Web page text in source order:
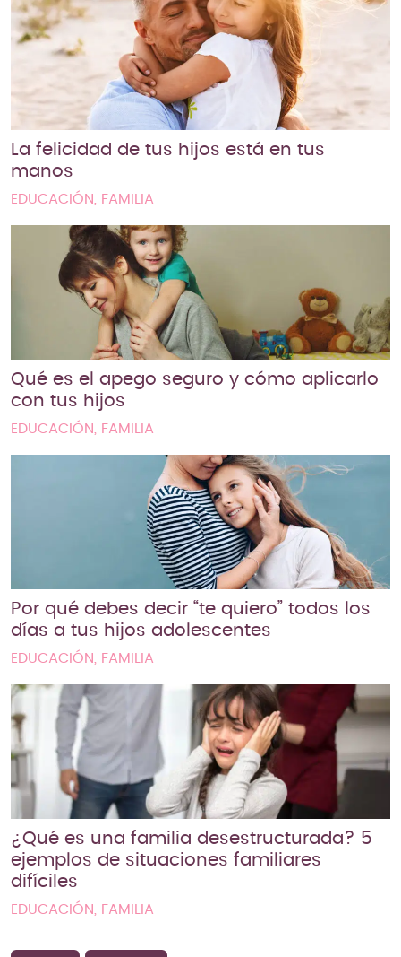
La felicidad de tus hijos está en tus
manos
EDUCACIÓN, FAMILIA
Qué es el apego seguro y cómo aplicarlo
con tus hijos
EDUCACIÓN, FAMILIA
Por qué debes decir “te quiero” todos los
días a tus hijos adolescentes
EDUCACIÓN, FAMILIA
¿Qué es una familia desestructurada? 5
ejemplos de situaciones familiares
difíciles
EDUCACIÓN, FAMILIA